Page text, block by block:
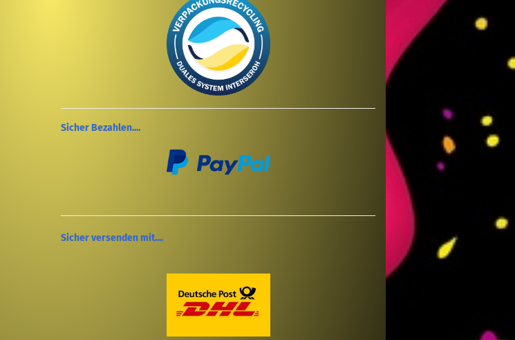
Sicher Bezahlen....
Sicher versenden mit....